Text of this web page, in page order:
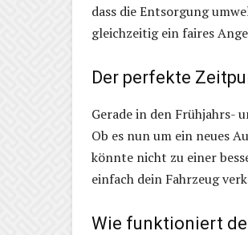
dass die Entsorgung
gleichzeitig ein faires
Der perfekte
Gerade in den Frühjahrs-
Ob es nun um ein neues
könnte nicht zu einer
einfach dein Fahrzeug
Wie funktioniert